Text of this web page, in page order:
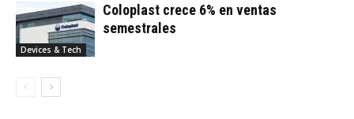
Devices & Tech
Coloplast crece 6% en ventas
semestrales